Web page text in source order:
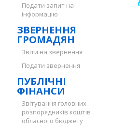
Подати запит на
інформацію
ЗВЕРНЕННЯ
ГРОМАДЯН
Звіти на звернення
Подати звернення
ПУБЛІЧНІ
ФІНАНСИ
Звітування головних
розпорядників коштів
обласного бюджету